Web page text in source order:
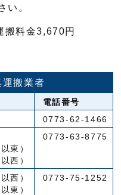
い。
料金3,670円
運搬業者
電話番号
0773-62-1466
東）
西）
0773-63-8775
西）
東）
0773-75-1252